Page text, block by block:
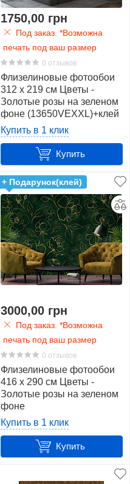
1750,00 грн
Под заказ. *Возможна
печать под ваш размер
0 отзывов
Флизелиновые фотообои
312 x 219 см Цветы -
Золотые розы на зеленом
фоне (13650VEXXL)+клей
Купить в 1 клик
Купить
+ Подарунок(клей)
3000,00 грн
Под заказ. *Возможна
печать под ваш размер
0 отзывов
Флизелиновые фотообои
416 x 290 см Цветы -
Золотые розы на зеленом
фоне
(13650VEXXXXL)+клей
Купить в 1 клик
Купить